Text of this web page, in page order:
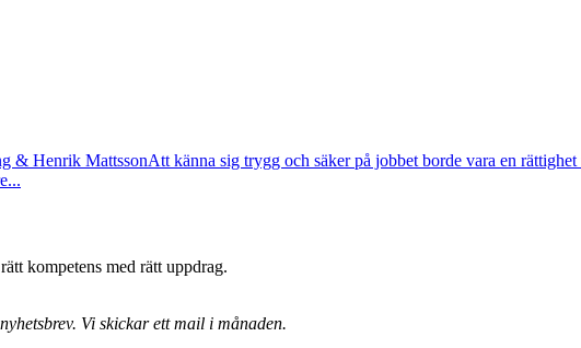
& Henrik MattssonAtt känna sig trygg och säker på jobbet borde vara en
kompetens med rätt uppdrag.
Vi skickar ett mail i månaden.